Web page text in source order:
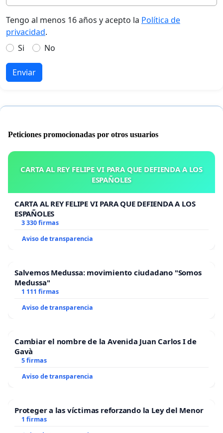
Tengo al menos 16 años y acepto la Política de
privacidad.
Si
No
Enviar
Peticiones promocionadas por otros usuarios
CARTA AL REY FELIPE VI PARA QUE DEFIENDA A LOS
ESPAÑOLES
CARTA AL REY FELIPE VI PARA QUE DEFIENDA A LOS
ESPAÑOLES
3 330 firmas
Aviso de transparencia
Salvemos Medussa: movimiento ciudadano "Somos
Medussa"
1 111 firmas
Aviso de transparencia
Cambiar el nombre de la Avenida Juan Carlos I de
Gavà
5 firmas
Aviso de transparencia
Proteger a las víctimas reforzando la Ley del Menor
1 firmas